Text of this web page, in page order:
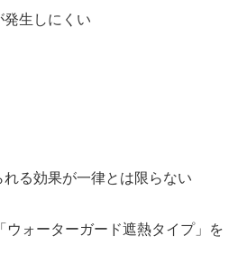
発生しにくい
る効果が一律とは限らない
ウォーターガード遮熱タイプ」を